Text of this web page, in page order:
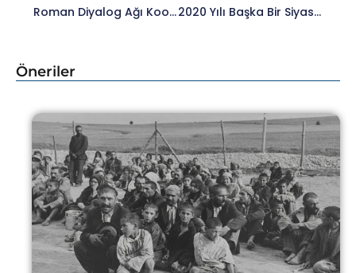
Roman Diyalog Ağı Koordinatörü Elmas Arus Ve Kapasite Geliştirme Koçu Sertaç Işık, İzmir Aktivistlerimiz Esra Şenkeman Ve Başak Çelik Ile Bir Araya Geldi
2020 Yılı Başka Bir Siyaset Okulu Burs Programı Kapsamında Hazırlanan Projelerin Tanıtım Oturumları Başladı.
Öneriler